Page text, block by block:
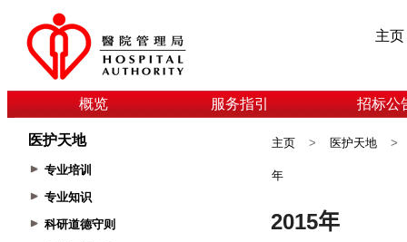
主页
概览 服务指引 招标公
医护天地
专业培训
专业知识
科研道德守则
主页 > 医护天地 >
年